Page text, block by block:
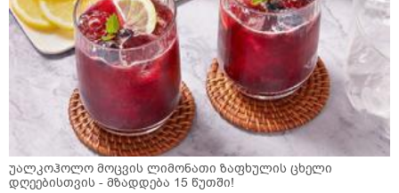
უალკოჰოლო მოცვის ლიმონათი ზაფხულის ცხელი
დღეებისთვის - მზადდება 15 წუთში!